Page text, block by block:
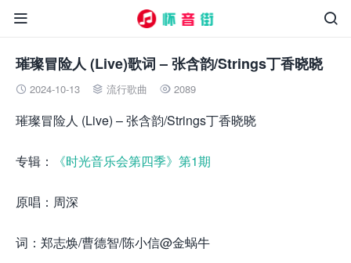


璀璨冒险人 (Live)歌词 – 张含韵/Strings丁香晓晓
 2024-10-13  流行歌曲  2089
璀璨冒险人 (Live) – 张含韵/Strings丁香晓晓
专辑： 《时光音乐会第四季》第1期
原唱：周深
词：郑志焕/曹德智/陈小信@金蜗牛